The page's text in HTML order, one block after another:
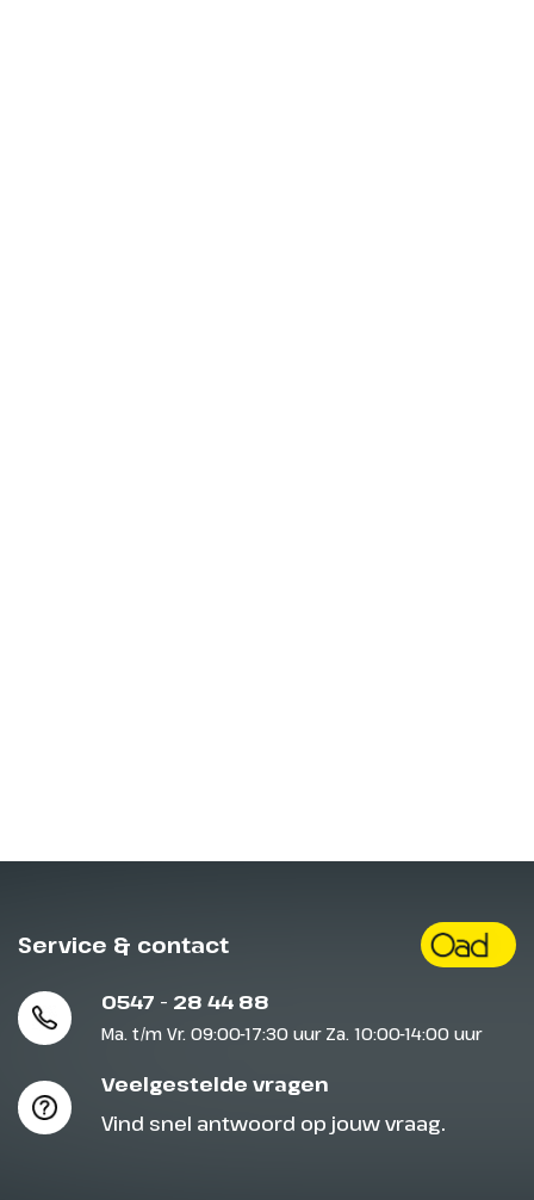
Service & contact
0547 - 28 44 88
Ma. t/m Vr. 09:00-17:30 uur Za. 10:00-14:00 uur
Veelgestelde vragen
Vind snel antwoord op jouw vraag.